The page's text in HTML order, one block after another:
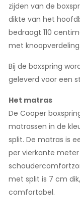
zijden van de
dikte van het
bedraagt 110
met knoopverdeling.
Bij de boxspring
geleverd voor een
Het matras
De Cooper
matrassen in de
split. De matras is
per vierkante
met split is 7 cm
comfortabel.